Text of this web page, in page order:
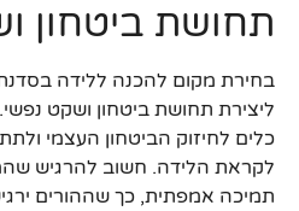
תחושת ביטחון
בחירת מקום להכנה ללידה
ליצירת תחושת ביטחון ושקט
כלים לחיזוק הביטחון העצמי
לקראת הלידה. חשוב להרגיש
תמיכה אמפתית, כך שההורים